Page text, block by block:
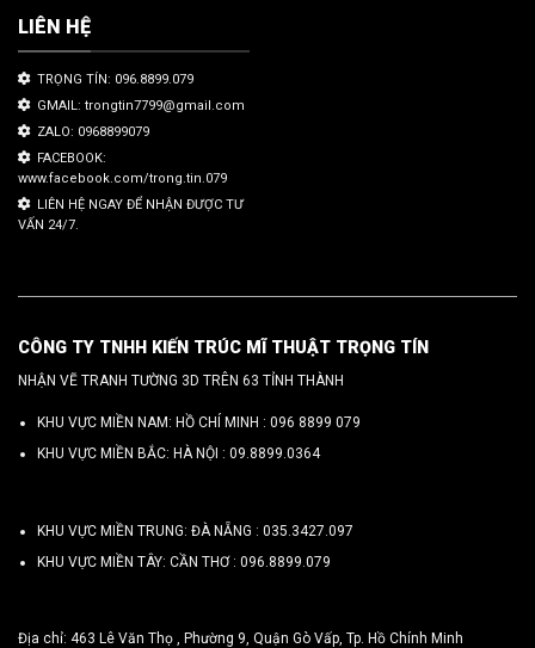
LIÊN HỆ
TRỌNG TÍN: 096.8899.079
GMAIL: trongtin7799@gmail.com
ZALO: 0968899079
FACEBOOK:
www.facebook.com/trong.tin.079
LIÊN HỆ NGAY ĐỂ NHẬN ĐƯỢC TƯ
VẤN 24/7.
CÔNG TY TNHH KIẾN TRÚC MĨ THUẬT TRỌNG TÍN
NHẬN VẼ TRANH TƯỜNG 3D TRÊN 63 TỈNH THÀNH
KHU VỰC MIỀN NAM: HỒ CHÍ MINH : 096 8899 079
KHU VỰC MIỀN BẮC: HÀ NỘI : 09.8899.0364
KHU VỰC MIỀN TRUNG: ĐÀ NẴNG : 035.3427.097
KHU VỰC MIỀN TÂY: CẦN THƠ : 096.8899.079
Địa chỉ: 463 Lê Văn Thọ , Phường 9, Quận Gò Vấp, Tp. Hồ Chính Minh